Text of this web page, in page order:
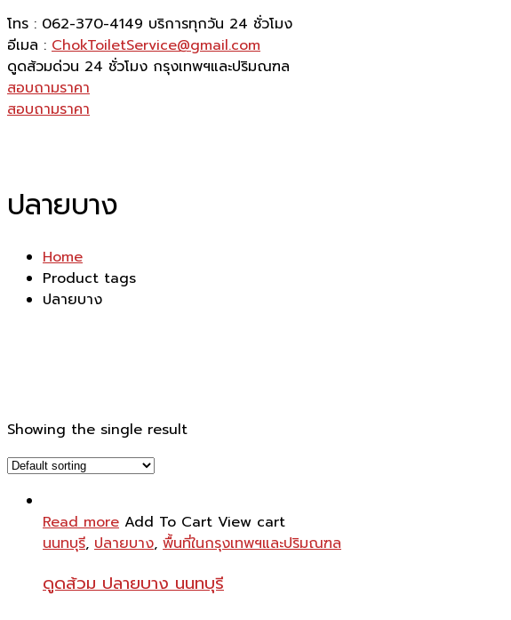
โทร : 062-370-4149 บริการทุกวัน 24 ชั่วโมง
อีเมล : ChokToiletService@gmail.com
ดูดส้วมด่วน 24 ชั่วโมง กรุงเทพฯและปริมณฑล
สอบถามราคา
สอบถามราคา
ปลายบาง
Home
Product tags
ปลายบาง
Showing the single result
Read more Add To Cart View cart
นนทบุรี, ปลายบาง, พื้นที่ในกรุงเทพฯและปริมณฑล
ดูดส้วม ปลายบาง นนทบุรี